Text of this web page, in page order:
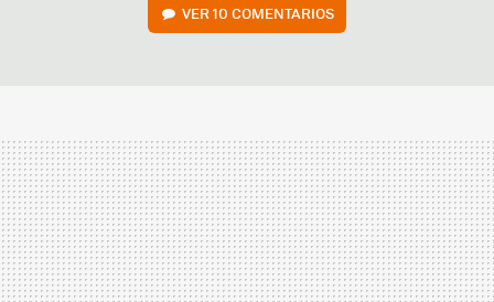
VER10 COMENTARIOS